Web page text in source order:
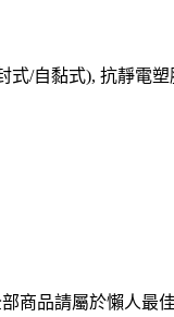
/自黏式), 抗靜電塑
商品請屬於懶人最